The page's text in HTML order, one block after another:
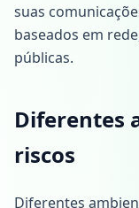
suas
baseados em
públicas.
Diferentes
riscos
Diferentes